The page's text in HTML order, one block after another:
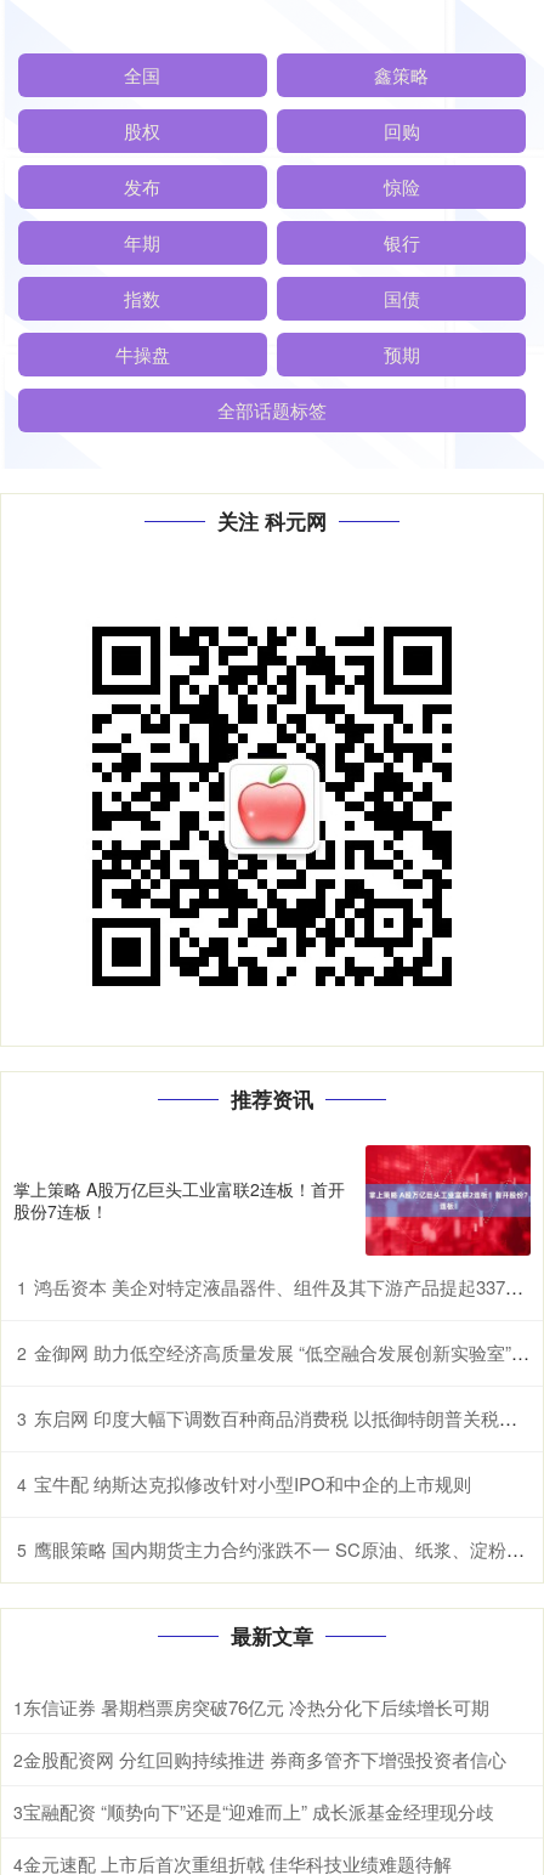
全国 鑫策略
股权 回购
发布 惊险
年期 银行
指数 国债
牛操盘 预期
全部话题标签
关注 科元网
推荐资讯
掌上策略 A股万亿巨头工业富联2连板！首开
股份7连板！
1 鸿岳资本 美企对特定液晶器件、组件及其下游产品提起337调查申请，多家中企为列名被告
2 金御网 助力低空经济高质量发展 “低空融合发展创新实验室”在鄂揭牌
3 东启网 印度大幅下调数百种商品消费税 以抵御特朗普关税冲击
4 宝牛配 纳斯达克拟修改针对小型IPO和中企的上市规则
5 鹰眼策略 国内期货主力合约涨跌不一 SC原油、纸浆、淀粉、原木、棉花涨超1%
最新文章
1 东信证券 暑期档票房突破76亿元 冷热分化下后续增长可期
2金股配资网 分红回购持续推进 券商多管齐下增强投资者信心
3宝融配资 “顺势向下”还是“迎难而上” 成长派基金经理现分歧
4金元速配 上市后首次重组折戟 佳华科技业绩难题待解